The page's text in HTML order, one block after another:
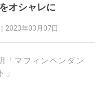
オシャレに
2023年03月07日
「マフィンペンダン
」